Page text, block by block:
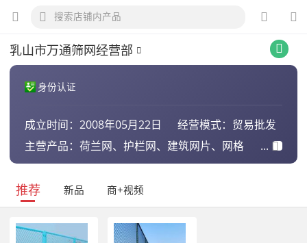
乳山市万通筛网经营部
身份认证
成立时间：2008年05月22日 经营模式： 贸易批发
主营产品：荷兰网、护栏网、建筑网片、网格
音毡
推荐 新品 商+视频